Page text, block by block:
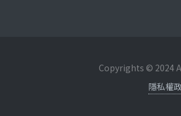
Copyrights © 2024
隱私權